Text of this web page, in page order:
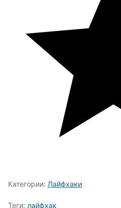
Категории: Лайфхаки
Теги: лайфхак